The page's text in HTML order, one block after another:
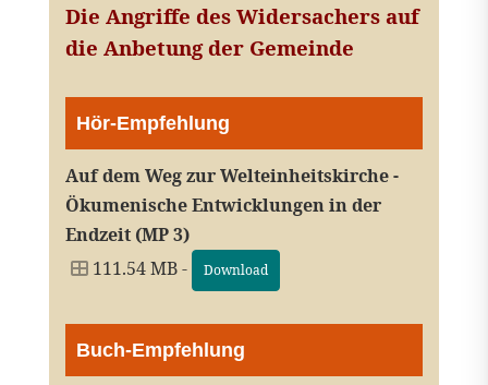
Die Angriffe des Widersachers auf
die Anbetung der Gemeinde
Hör-Empfehlung
Auf dem Weg zur Welteinheitskirche -
Ökumenische Entwicklungen in der
Endzeit (MP 3)
111.54 MB -
Download
Buch-Empfehlung